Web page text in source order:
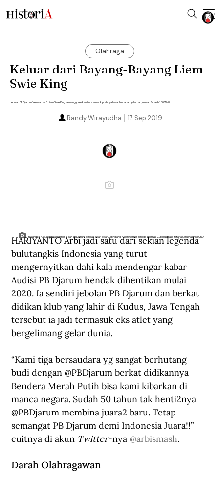
Olahraga
Keluar dari Bayang-Bayang Liem
Swie King
Jebolan PB Djarum “reinkarnasi” Liem Swie King. Ia menggoreskan tinta emas kiprahnya lewat limpahan gelar dan julukan Smash 100 Watt.
17 Sep 2019
Randy Wirayudha
Hariyanto Arbi, legenda Indonesia dan PB Djarum dengan gelar-gelar All England, Asian Games hingga Thomas Cup (Ilustrasi: Betaria Sarulina/HISTORIA)
HARIYANTO Arbi jadi satu dari sekian legenda
bulutangkis Indonesia yang turut
mengernyitkan dahi kala mendengar kabar
Audisi PB Djarum hendak dihentikan mulai
2020. Ia sendiri jebolan PB Djarum dan berkat
didikan klub yang lahir di Kudus, Jawa Tengah
tersebut ia jadi termasuk eks atlet yang
bergelimang gelar dunia.
“Kami tiga bersaudara yg sangat berhutang
budi dengan @PBDjarum berkat didikannya
Bendera Merah Putih bisa kami kibarkan di
manca negara. Sudah 50 tahun tak henti2nya
@PBDjarum membina juara2 baru. Tetap
semangat PB Djarum demi Indonesia Juara!!”
cuitnya di akun Twitter-nya @arbismash.
Darah Olahragawan